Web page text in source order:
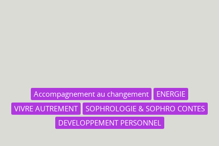
Accompagnement au changement
ENERGIE
VIVRE AUTREMENT
SOPHROLOGIE & SOPHRO CONTES
DEVELOPPEMENT PERSONNEL